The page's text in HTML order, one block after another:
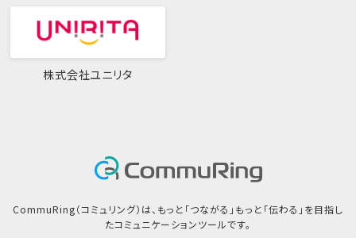
株式会社ユニリタ
CommuRing（コミュリング）は、もっと「つながる」もっと「伝わる」を目指し
たコミュニケーションツールです。